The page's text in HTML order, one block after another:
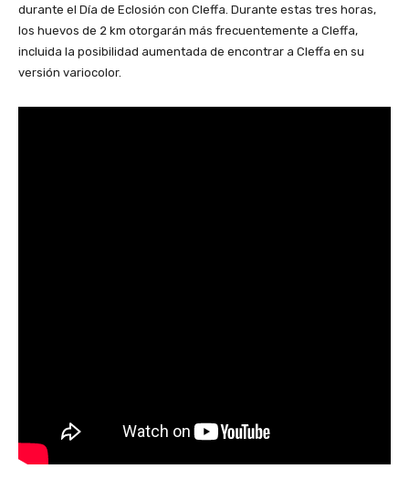
durante el Día de Eclosión con Cleffa. Durante estas tres horas,
los huevos de 2 km otorgarán más frecuentemente a Cleffa,
incluida la posibilidad aumentada de encontrar a Cleffa en su
versión variocolor.